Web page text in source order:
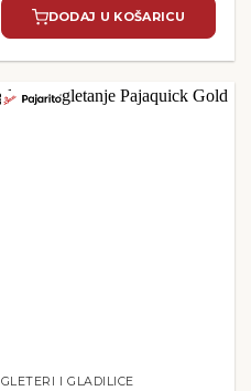
DODAJ U KOŠARICU
GLETERI I GLADILICE